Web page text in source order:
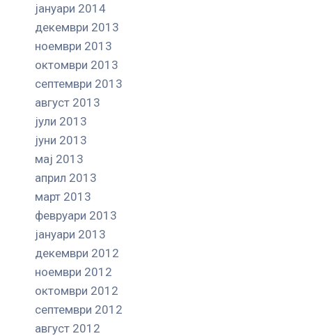
јануари 2014
декември 2013
ноември 2013
октомври 2013
септември 2013
август 2013
јули 2013
јуни 2013
мај 2013
април 2013
март 2013
февруари 2013
јануари 2013
декември 2012
ноември 2012
октомври 2012
септември 2012
август 2012